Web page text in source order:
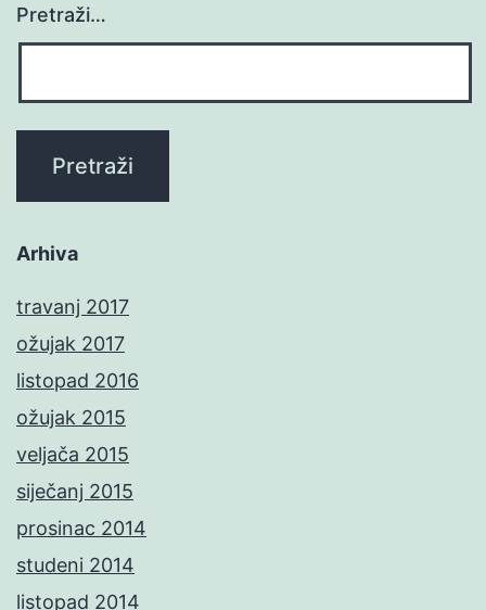
Pretraži…
Arhiva
travanj 2017
ožujak 2017
listopad 2016
ožujak 2015
veljača 2015
siječanj 2015
prosinac 2014
studeni 2014
listopad 2014